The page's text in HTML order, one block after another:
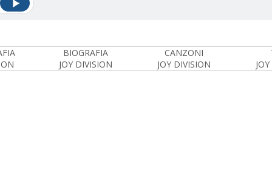
BIOGRAFIA
JOY DIVISION
CANZONI
JOY DIVISION